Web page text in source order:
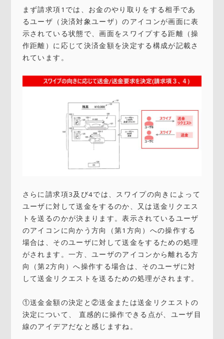
まず請求項1では、お金のやり取りをする相手であ
るユーザ（決済対象ユーザ）のアイコンが画面に表
示されている状態で、画面をスワイプする距離（操
作距離）に応じて決済金額を決定する構成が記載さ
れています。
さらに請求項3及び4では、スワイプの向きによって
ユーザに対して送金をするのか、又は送金リクエス
トを送るのかが決まります。表示されているユーザ
のアイコンに向かう方向（第1方向）への操作する
場合は、そのユーザに対して送金をするための処理
がされます。一方、ユーザのアイコンから離れる方
向（第2方向）へ操作する場合は、そのユーザに対
して送金リクエストを送るための処理がされます。
①送金金額の決定と②送金または送金リクエストの
決定について、 直感的に操作できる点が、ユーザ目
線のアイデアだなと感じますね。